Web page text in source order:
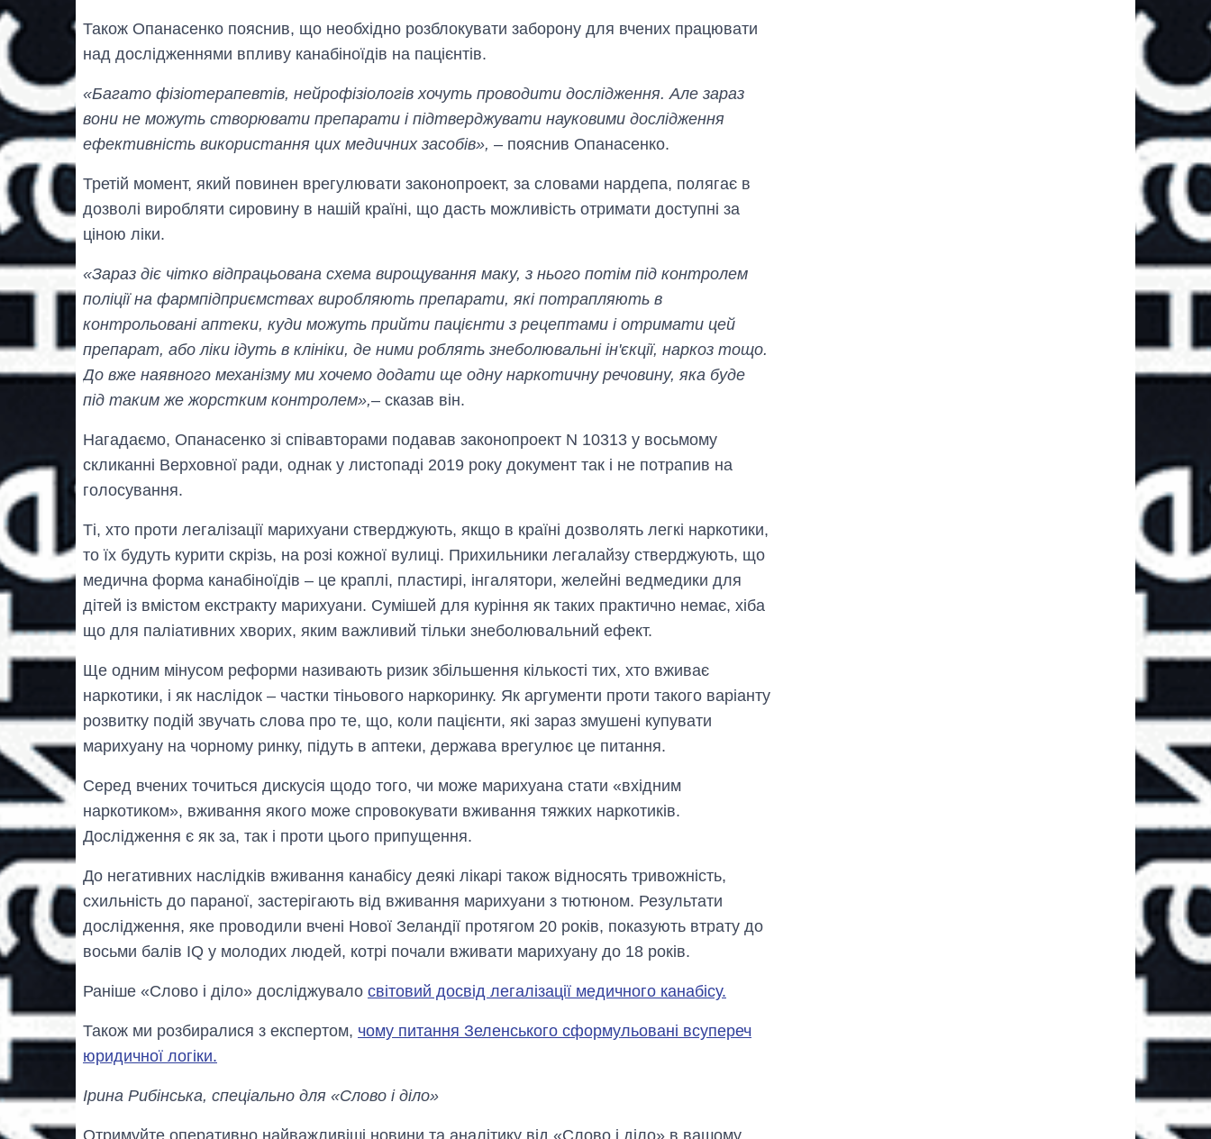
Також Опанасенко пояснив, що необхідно розблокувати заборону для вчених працювати
над дослідженнями впливу канабіноїдів на пацієнтів.
«Багато фізіотерапевтів, нейрофізіологів хочуть проводити дослідження. Але зараз
вони не можуть створювати препарати і підтверджувати науковими дослідження
ефективність використання цих медичних засобів», – пояснив Опанасенко.
Третій момент, який повинен врегулювати законопроект, за словами нардепа, полягає в
дозволі виробляти сировину в нашій країні, що дасть можливість отримати доступні за
ціною ліки.
«Зараз діє чітко відпрацьована схема вирощування маку, з нього потім під контролем
поліції на фармпідприємствах виробляють препарати, які потрапляють в
контрольовані аптеки, куди можуть прийти пацієнти з рецептами і отримати цей
препарат, або ліки ідуть в клініки, де ними роблять знеболювальні ін'єкції, наркоз тощо.
До вже наявного механізму ми хочемо додати ще одну наркотичну речовину, яка буде
під таким же жорстким контролем»,– сказав він.
Нагадаємо, Опанасенко зі співавторами подавав законопроект N 10313 у восьмому
скликанні Верховної ради, однак у листопаді 2019 року документ так і не потрапив на
голосування.
Ті, хто проти легалізації марихуани стверджують, якщо в країні дозволять легкі наркотики,
то їх будуть курити скрізь, на розі кожної вулиці. Прихильники легалайзу стверджують, що
медична форма канабіноїдів – це краплі, пластирі, інгалятори, желейні ведмедики для
дітей із вмістом екстракту марихуани. Сумішей для куріння як таких практично немає, хіба
що для паліативних хворих, яким важливий тільки знеболювальний ефект.
Ще одним мінусом реформи називають ризик збільшення кількості тих, хто вживає
наркотики, і як наслідок – частки тіньового наркоринку. Як аргументи проти такого варіанту
розвитку подій звучать слова про те, що, коли пацієнти, які зараз змушені купувати
марихуану на чорному ринку, підуть в аптеки, держава врегулює це питання.
Серед вчених точиться дискусія щодо того, чи може марихуана стати «вхідним
наркотиком», вживання якого може спровокувати вживання тяжких наркотиків.
Дослідження є як за, так і проти цього припущення.
До негативних наслідків вживання канабісу деякі лікарі також відносять тривожність,
схильність до параної, застерігають від вживання марихуани з тютюном. Результати
дослідження, яке проводили вчені Нової Зеландії протягом 20 років, показують втрату до
восьми балів IQ у молодих людей, котрі почали вживати марихуану до 18 років.
Раніше «Слово і діло» досліджувало світовий досвід легалізації медичного канабісу.
Також ми розбиралися з експертом, чому питання Зеленського сформульовані всупереч
юридичної логіки.
Ірина Рибінська, спеціально для «Слово і діло»
Отримуйте оперативно найважливіші новини та аналітику від «Слово і діло» в вашому